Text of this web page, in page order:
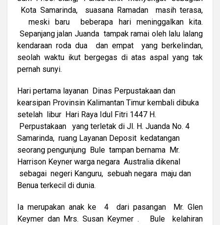
Kota Samarinda, suasana Ramadan masih terasa,
meski baru beberapa hari meninggalkan kita.
Sepanjang jalan Juanda tampak ramai oleh lalu lalang
kendaraan roda dua dan empat yang berkelindan,
seolah waktu ikut bergegas di atas aspal yang tak
pernah sunyi.
Hari pertama layanan Dinas Perpustakaan dan
kearsipan Provinsin Kalimantan Timur kembali dibuka
setelah libur Hari Raya Idul Fitri 1447 H.
Perpustakaan yang terletak di Jl. H. Juanda No. 4
Samarinda, ruang Layanan Deposit kedatangan
seorang pengunjung Bule tampan bernama Mr.
Harrison Keyner warga negara Australia dikenal
sebagai negeri Kanguru, sebuah negara maju dan
Benua terkecil di dunia.
Ia merupakan anak ke 4 dari pasangan Mr. Glen
Keymer dan Mrs. Susan Keymer . Bule kelahiran